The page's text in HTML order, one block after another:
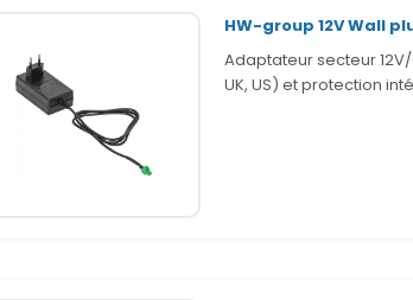
HW-group 12V Wall
Adaptateur secteur
UK, US) et protection